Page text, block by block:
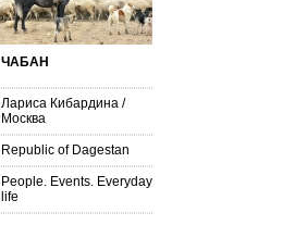
ЧАБАН
Лариса Кибардина /
Москва
Republic of Dagestan
People. Events. Everyday
life